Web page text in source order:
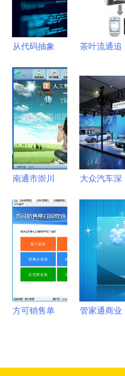
从代码抽象
编程技术推
动的软件开
发革命
茶叶流通追
造品牌价值
的数字密码
南通市崇川
高分子材料
厂 核心工
具软件产品
列表与赋能
大众汽车深
厂销量暴
跌，裁员关
厂与软件开
发困局
方可销售单
管家通商业